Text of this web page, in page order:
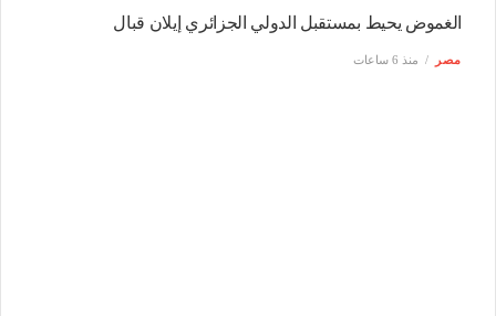
الغموض يحيط بمستقبل الدولي الجزائري إيلان قبال
مصر منذ 6 ساعات